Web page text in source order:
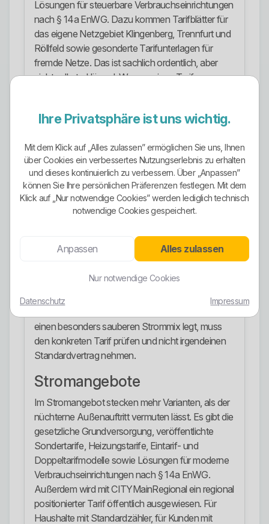
Lösungen für steuerbare Verbrauchseinrichtungen
nach § 14a EnWG. Dazu kommen Tarifblätter für
das eigene Netzgebiet Klingenberg, Trennfurt und
Röllfeld sowie gesonderte Tarifunterlagen für
fremde Netze. Das ist sachlich ordentlich, aber
nicht selbsterklärend. Wer nur einen Tarifnamen
Ökostrom-Ausrichtung
Hier muss man sauber bleiben und darf nichts
schönreden. Die offizielle Stromkennzeichnung
zeigt nicht einfach pauschal einen einheitlich
grünen Gesamtmix für alles. Stattdessen wird
mindestens ein eigenes Stromprodukt mit
und null Gramm radioaktivem Abfall ausgewiesen,
während der verbleibende Unternehmensmix
gibt erkennbar grün positionierte Produkte, aber
man sollte nicht automatisch annehmen, dass
einen besonders sauberen Strommix legt, muss
den konkreten Tarif prüfen und nicht irgendeinen
Standardvertrag nehmen.
Stromangebote
Im Stromangebot stecken mehr Varianten, als der
nüchterne Außenauftritt vermuten lässt. Es gibt die
gesetzliche Grundversorgung, veröffentlichte
Sondertarife, Heizungstarife, Eintarif- und
Doppeltarifmodelle sowie Lösungen für moderne
Verbrauchseinrichtungen nach § 14a EnWG.
Außerdem wird mit CITYMainRegional ein regional
positionierter Tarif öffentlich ausgewiesen. Für
Haushalte mit Standardzähler, für Kunden mit
Ihre Privatsphäre ist uns wichtig.
Mit dem Klick auf „Alles zulassen” ermöglichen Sie uns, Ihnen
über Cookies ein verbessertes Nutzungserlebnis zu erhalten
und dieses kontinuierlich zu verbessern. Über „Anpassen”
können Sie Ihre persönlichen Präferenzen festlegen. Mit dem
Klick auf „Nur notwendige Cookies” werden lediglich technisch
notwendige Cookies gespeichert.
Anpassen Alles zulassen
Nur notwendige Cookies
Datenschutz Impressum